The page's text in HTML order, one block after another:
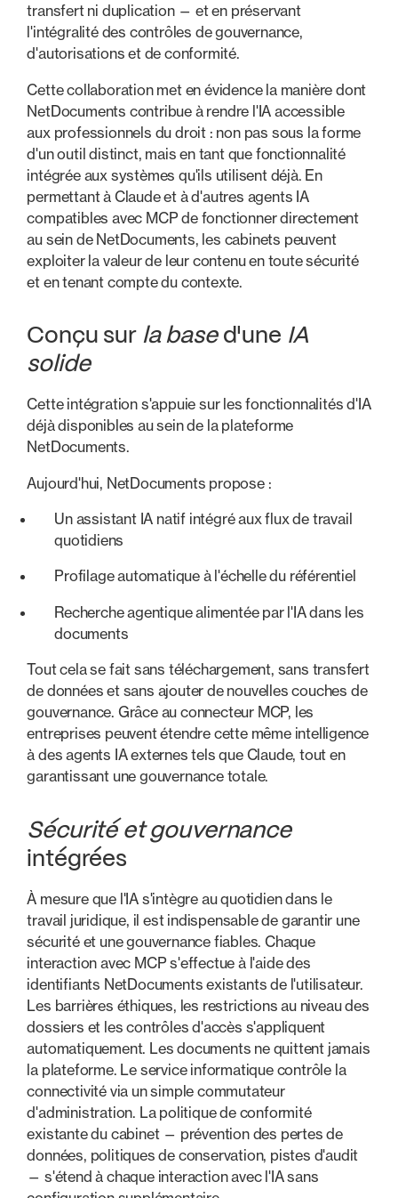
transfert ni duplication — et en préservant
l'intégralité des contrôles de gouvernance,
d'autorisations et de conformité.
Cette collaboration met en évidence la manière dont
NetDocuments contribue à rendre l'IA accessible
aux professionnels du droit : non pas sous la forme
d'un outil distinct, mais en tant que fonctionnalité
intégrée aux systèmes qu'ils utilisent déjà. En
permettant à Claude et à d'autres agents IA
compatibles avec MCP de fonctionner directement
au sein de NetDocuments, les cabinets peuvent
exploiter la valeur de leur contenu en toute sécurité
et en tenant compte du contexte.
Conçu sur la based'une IA
solide
Cette intégration s'appuie sur les fonctionnalités d'IA
déjà disponibles au sein de la plateforme
NetDocuments.
Aujourd'hui, NetDocuments propose :
Un assistant IA natif intégré aux flux de travail
quotidiens
Profilage automatique à l'échelle du référentiel
Recherche agentique alimentée par l'IA dans les
documents
Tout cela se fait sans téléchargement, sans transfert
de données et sans ajouter de nouvelles couches de
gouvernance. Grâce au connecteur MCP, les
entreprises peuvent étendre cette même intelligence
à des agents IA externes tels que Claude, tout en
garantissant une gouvernance totale.
Sécurité et gouvernance
intégrées
À mesure que l'IA s'intègre au quotidien dans le
travail juridique, il est indispensable de garantir une
sécurité et une gouvernance fiables. Chaque
interaction avec MCP s'effectue à l'aide des
identifiants NetDocuments existants de l'utilisateur.
Les barrières éthiques, les restrictions au niveau des
dossiers et les contrôles d'accès s'appliquent
automatiquement. Les documents ne quittent jamais
la plateforme. Le service informatique contrôle la
connectivité via un simple commutateur
d'administration. La politique de conformité
existante du cabinet — prévention des pertes de
données, politiques de conservation, pistes d'audit
— s'étend à chaque interaction avec l'IA sans